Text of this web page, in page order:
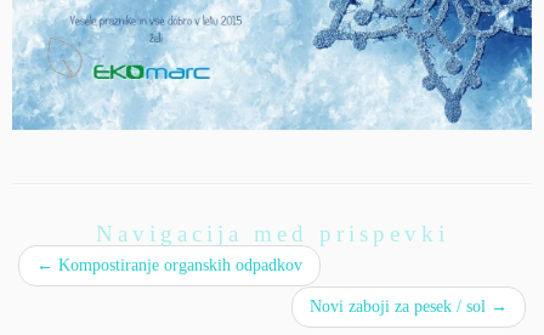
Navigacija med prispevki
← Kompostiranje organskih odpadkov
Novi zaboji za pesek / sol →